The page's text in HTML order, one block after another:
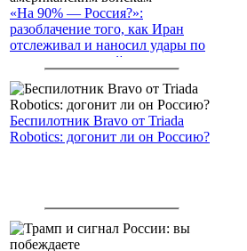
«На 90% — Россия?»:
разоблачение того, как Иран
отслеживал и наносил удары по
американским войскам
Беспилотник Bravo от Triada
Robotics: догонит ли он Россию?